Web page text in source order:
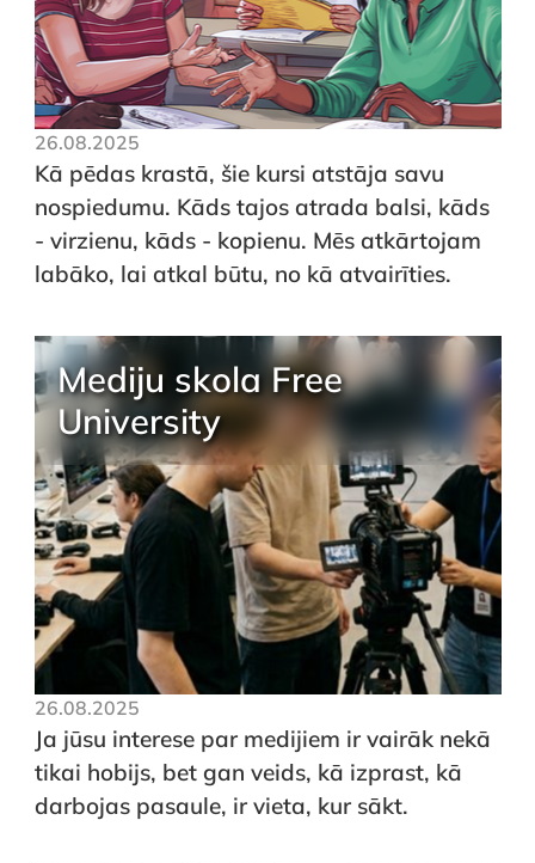
26.08.2025
Kā pēdas krastā, šie kursi atstāja savu
nospiedumu. Kāds tajos atrada balsi, kāds
- virzienu, kāds - kopienu. Mēs atkārtojam
labāko, lai atkal būtu, no kā atvairīties.
Mediju skola Free
University
26.08.2025
Ja jūsu interese par medijiem ir vairāk nekā
tikai hobijs, bet gan veids, kā izprast, kā
darbojas pasaule, ir vieta, kur sākt.